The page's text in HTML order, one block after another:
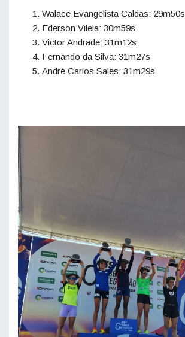
Walace Evangelista Caldas: 29m50s
Ederson Vilela: 30m59s
Victor Andrade: 31m12s
Fernando da Silva: 31m27s
André Carlos Sales: 31m29s